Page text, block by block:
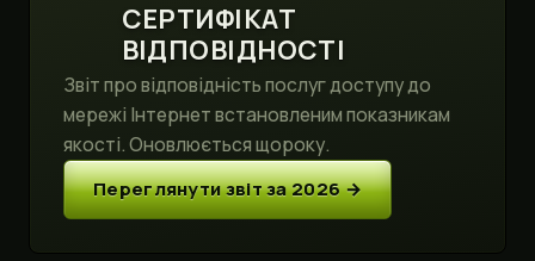
СЕРТИФІКАТ
ВІДПОВІДНОСТІ
Звіт про відповідність послуг доступу до
мережі Інтернет встановленим показникам
якості. Оновлюється щороку.
Переглянути звіт за 2026 →